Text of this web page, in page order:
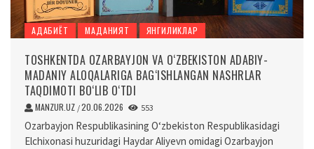
АДАБИЁТ МАДАНИЯТ ЯНГИЛИКЛАР
TOSHKENTDA OZARBAYJON VA O‘ZBEKISTON ADABIY-
MADANIY ALOQALARIGA BAG‘ISHLANGAN NASHRLAR
TAQDIMOTI BO‘LIB O‘TDI
MANZUR.UZ /20.06.2026 553
Ozarbayjon Respublikasining O‘zbekiston Respublikasidagi
Elchixonasi huzuridagi Haydar Aliyevn omidagi Ozarbayjon